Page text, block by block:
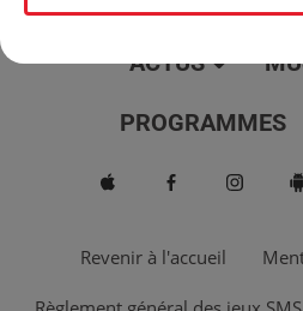
ACTUS
PROGRAMMES
Revenir à l'accueil